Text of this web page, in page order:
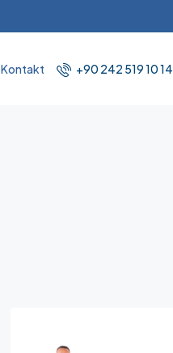
Kontakt +90 242 519 10 14